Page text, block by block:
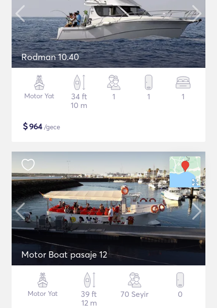
Rodman 10.40
Motor Yat
34 ft
10 m
1 1 1
$964/gece
Motor Boat pasaje 12
Motor Yat
39 ft
12 m
70 Seyir 0